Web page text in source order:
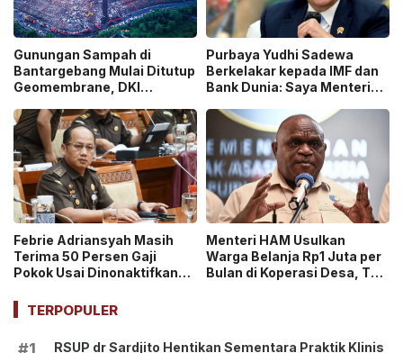
Gunungan Sampah di
Bantargebang Mulai Ditutup
Geomembrane, DKI
Sistem Open Dumping!
Purbaya Yudhi Sadewa
Berkelakar kepada IMF dan
Bank Dunia: Saya Menteri
Beruntung di Dunia!
Febrie Adriansyah Masih
Terima 50 Persen Gaji
Pokok Usai Dinonaktifkan
ASN Dihentikan!
Menteri HAM Usulkan
Warga Belanja Rp1 Juta per
Bulan di Koperasi Desa, Tuai
TERPOPULER
RSUP dr Sardjito Hentikan Sementara Praktik Klinis